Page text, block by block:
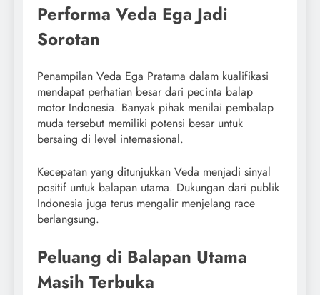
Performa Veda Ega Jadi
Sorotan
Penampilan Veda Ega Pratama dalam kualifikasi
mendapat perhatian besar dari pecinta balap
motor Indonesia. Banyak pihak menilai pembalap
muda tersebut memiliki potensi besar untuk
bersaing di level internasional.
Kecepatan yang ditunjukkan Veda menjadi sinyal
positif untuk balapan utama. Dukungan dari publik
Indonesia juga terus mengalir menjelang race
berlangsung.
Peluang di Balapan Utama
Masih Terbuka